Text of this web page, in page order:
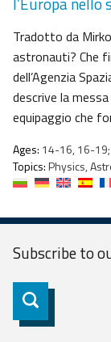
Tradotto da
astronauti? Che
dell’Agenzia
descrive la
equipaggio che
Ages: 14-16, 16-19;
Topics:Physics,
Subscribe to
Subscribe